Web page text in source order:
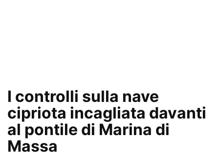
I controlli sulla nave
cipriota incagliata davanti
al pontile di Marina di
Massa